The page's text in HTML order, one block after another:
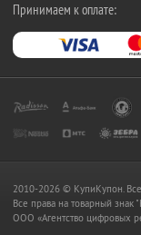
Принимаем к оплате:
2010-2026 © КупиКупон.
Все права на товарный
OOO «Агентство